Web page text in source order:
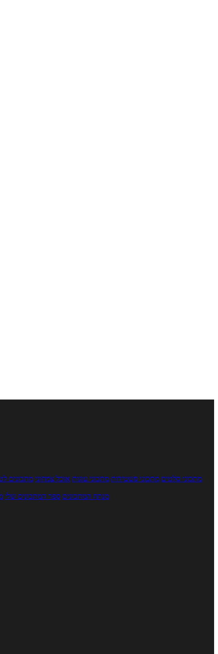
מתכוני סלטים מתכוני פשטידות מתכוני עוגות אוכל צמחוני מתכונים
מנתח המתכונים ספר המתכונים שלי